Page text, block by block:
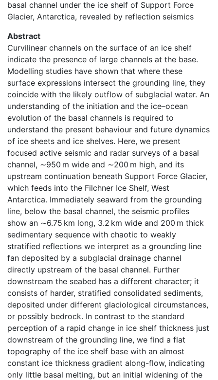
basal channel under the ice shelf of Support Force
Glacier, Antarctica, revealed by reflection seismics
Abstract
Curvilinear channels on the surface of an ice shelf
indicate the presence of large channels at the base.
Modelling studies have shown that where these
surface expressions intersect the grounding line, they
coincide with the likely outflow of subglacial water. An
understanding of the initiation and the ice–ocean
evolution of the basal channels is required to
understand the present behaviour and future dynamics
of ice sheets and ice shelves. Here, we present
focused active seismic and radar surveys of a basal
channel, ∼950 m wide and ∼200 m high, and its
upstream continuation beneath Support Force Glacier,
which feeds into the Filchner Ice Shelf, West
Antarctica. Immediately seaward from the grounding
line, below the basal channel, the seismic profiles
show an ∼6.75 km long, 3.2 km wide and 200 m thick
sedimentary sequence with chaotic to weakly
stratified reflections we interpret as a grounding line
fan deposited by a subglacial drainage channel
directly upstream of the basal channel. Further
downstream the seabed has a different character; it
consists of harder, stratified consolidated sediments,
deposited under different glaciological circumstances,
or possibly bedrock. In contrast to the standard
perception of a rapid change in ice shelf thickness just
downstream of the grounding line, we find a flat
topography of the ice shelf base with an almost
constant ice thickness gradient along-flow, indicating
only little basal melting, but an initial widening of the